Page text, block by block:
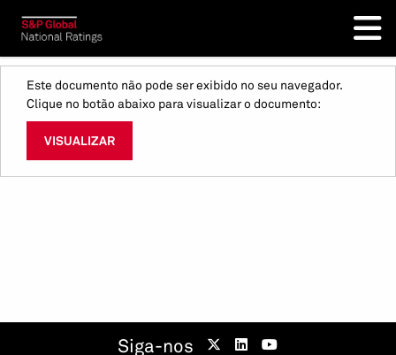
Este documento não pode ser exibido no seu navegador.
Clique no botão abaixo para visualizar o documento:
VISUALIZAR
Siga-nos